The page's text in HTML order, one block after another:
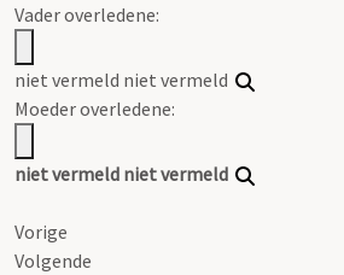
Vader overledene:
niet vermeld niet vermeld
Moeder overledene:
niet vermeld niet vermeld
Vorige
Volgende